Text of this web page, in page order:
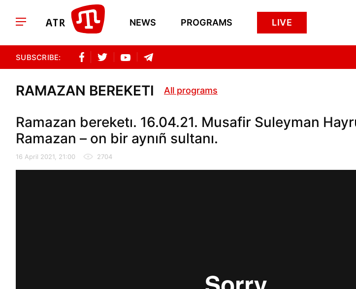
NEWS PROGRAMS LIVE
SUBSCRIBE:
RAMAZAN BEREKETI All programs
Ramazan bereketı. 16.04.21. Musafir Suleyman
Ramazan – on bir aynıñ sultanı.
16 April 2021, 21:00 2704